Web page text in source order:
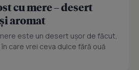
cu mere – desert
aromat
este un desert ușor de făcut,
care vrei ceva dulce fără ouă